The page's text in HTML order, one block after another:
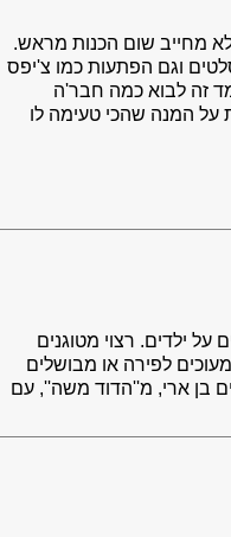
מחייב שום הכנות מראש.
וגם הפתעות כמו צ'יפס
זה לבוא כמה חבר'ה
על המנה שהכי טעימה לו
ילדים. רצוי מטוגנים
לפירה או מבושלים
בן ארי, מ''הדוד משה'', עם